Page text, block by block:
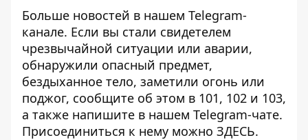
Больше новостей в нашем Telegram-
канале. Если вы стали свидетелем
чрезвычайной ситуации или аварии,
обнаружили опасный предмет,
бездыханное тело, заметили огонь или
поджог, сообщите об этом в 101, 102 и 103,
а также напишите в нашем Telegram-чате.
Присоединиться к нему можно ЗДЕСЬ.